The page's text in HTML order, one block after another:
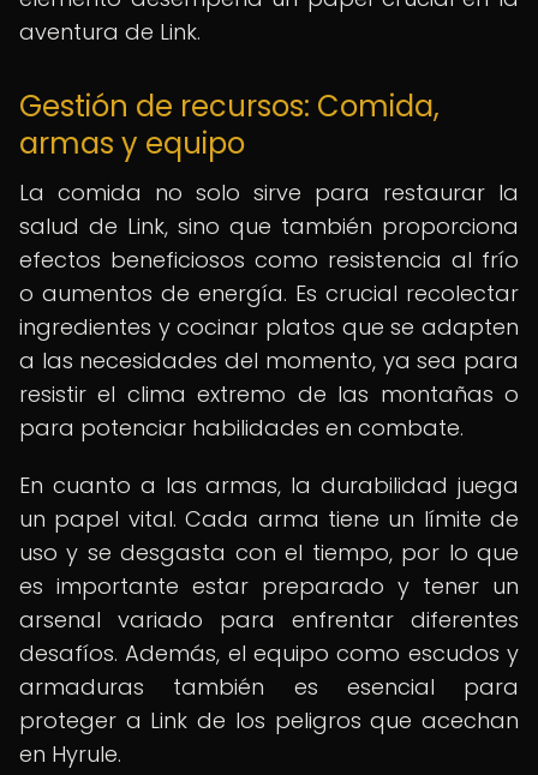
aventura de Link.
Gestión de recursos: Comida,
armas y equipo
La comida no solo sirve para restaurar la
salud de Link, sino que también proporciona
efectos beneficiosos como resistencia al frío
o aumentos de energía. Es crucial recolectar
ingredientes y cocinar platos que se adapten
a las necesidades del momento, ya sea para
resistir el clima extremo de las montañas o
para potenciar habilidades en combate.
En cuanto a las armas, la durabilidad juega
un papel vital. Cada arma tiene un límite de
uso y se desgasta con el tiempo, por lo que
es importante estar preparado y tener un
arsenal variado para enfrentar diferentes
desafíos. Además, el equipo como escudos y
armaduras también es esencial para
proteger a Link de los peligros que acechan
en Hyrule.